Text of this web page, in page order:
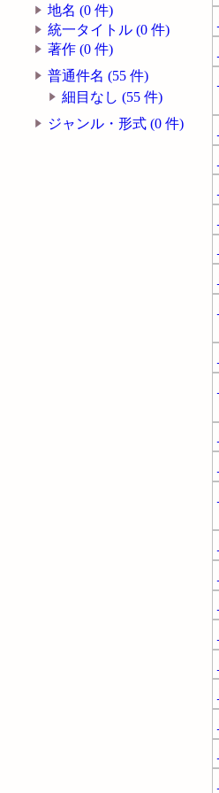
地名 (0 件)
統一タイトル (0 件)
著作 (0 件)
普通件名 (55 件)
細目なし (55 件)
ジャンル・形式 (0 件)